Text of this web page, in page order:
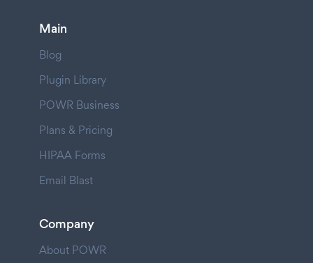
Main
Blog
Plugin Library
POWR Business
Plans & Pricing
HIPAA Forms
Email Blast
Company
About POWR